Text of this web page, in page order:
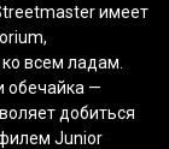
имеет
всем ладам.
обечайка —
добиться
Junior